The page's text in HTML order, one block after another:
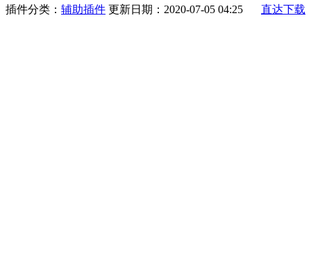
插件分类： 辅助插件 更新日期：2020-07-05 04:25 直达下载